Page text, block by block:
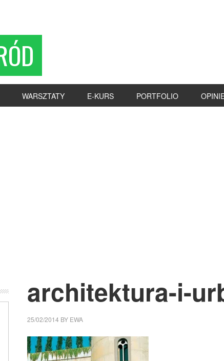
WARSZTATY E-KURS PORTFOLIO
architektura-i-
25/02/2014 BY EWA